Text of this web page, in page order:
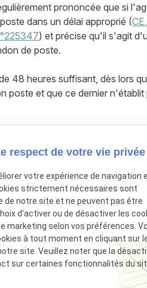
prononcée que si
dans un délai approprié (
) et précise qu'il s'agit
de poste.
48 heures suffisant, dès lors
poste et que ce dernier
avis concordants concluant à
Adresse
38 rue Alsace-Lorraine
31000 TOULOUSE
respect de votre vie privée
votre expérience de navigation
strictement nécessaires sont
notre site et ne peuvent pas être
d'activer ou de désactiver les
marketing selon vos préférences.
à tout moment en cliquant sur
site. Veuillez noter que la
sur certaines fonctionnalités du